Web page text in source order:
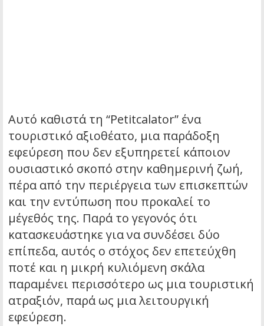
Αυτό καθιστά τη “Petitcalator” ένα
τουριστικό αξιοθέατο, μια παράδοξη
εφεύρεση που δεν εξυπηρετεί κάποιον
ουσιαστικό σκοπό στην καθημερινή ζωή,
πέρα από την περιέργεια των επισκεπτών
και την εντύπωση που προκαλεί το
μέγεθός της. Παρά το γεγονός ότι
κατασκευάστηκε για να συνδέσει δύο
επίπεδα, αυτός ο στόχος δεν επετεύχθη
ποτέ και η μικρή κυλιόμενη σκάλα
παραμένει περισσότερο ως μια τουριστική
ατραξιόν, παρά ως μια λειτουργική
εφεύρεση.